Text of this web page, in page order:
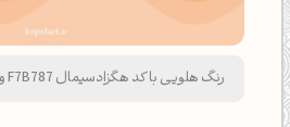
رنگ هلویی با کد هگزادسیمال F7B787 و نام لاتین Peach Color